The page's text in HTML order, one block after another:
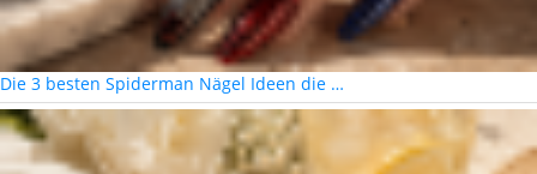
Die 3 besten Spiderman Nägel Ideen die …